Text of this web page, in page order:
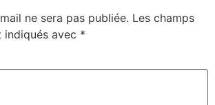
ne sera pas publiée. Les champs
avec *